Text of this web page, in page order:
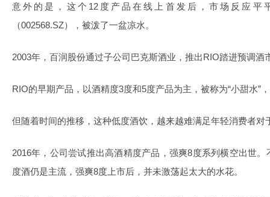
意外的是，这个12度产品在线上首发后，市场反应平
（002568.SZ），被泼了一盆凉水。
2003年，百润股份通过子公司巴克斯酒业，推出RIO踏进预调酒
RIO的早期产品，以酒精度3度和5度产品为主，被称为“小甜水”
但随着时间的推移，这种低度酒饮，越来越难满足年轻消费者对
2016年，公司尝试推出高酒精度产品，强爽8度系列横空出世
度酒仍是主流，强爽8度上市后，并未激荡起太大的水花。